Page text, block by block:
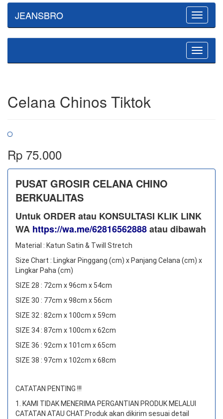
Toggle
JEANSBRO
Toggle
Celana Chinos Tiktok
Rp 75.000
PUSAT GROSIR CELANA CHINO
BERKUALITAS
Untuk ORDER atau KONSULTASI KLIK LINK
WA https://wa.me/62816562888​ atau dibawah
Material : Katun Satin & Twill Stretch
Size Chart : Lingkar Pinggang (cm) x Panjang Celana (cm) x
Lingkar Paha (cm)
SIZE 28 : 72cm x 96cm x 54cm
SIZE 30 : 77cm x 98cm x 56cm
SIZE 32 : 82cm x 100cm x 59cm
SIZE 34 : 87cm x 100cm x 62cm
SIZE 36 : 92cm x 101cm x 65cm
SIZE 38 : 97cm x 102cm x 68cm
CATATAN PENTING !!!
1. KAMI TIDAK MENERIMA PERGANTIAN PRODUK MELALUI
CATATAN ATAU CHAT. Produk akan dikirim sesuai detail